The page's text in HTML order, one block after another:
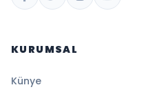
KURUMSAL
Künye